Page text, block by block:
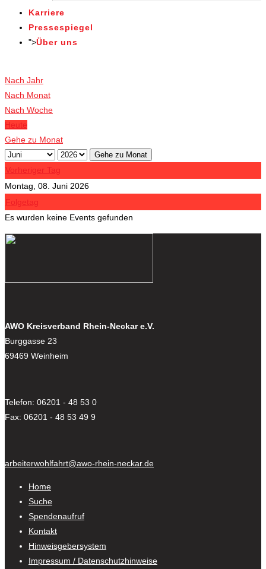
Karriere
Pressespiegel
">Über uns
Nach Jahr
Nach Monat
Nach Woche
Heute
Gehe zu Monat
Gehe zu Monat
Vorheriger Tag
Montag, 08. Juni 2026
Folgetag
Es wurden keine Events gefunden
AWO Kreisverband Rhein-Neckar e.V.
Burggasse 23
69469 Weinheim
Telefon: 06201 - 48 53 0
Fax: 06201 - 48 53 49 9
arbeiterwohlfahrt@awo-rhein-neckar.de
Home
Suche
Spendenaufruf
Kontakt
Hinweisgebersystem
Impressum / Datenschutzhinweise